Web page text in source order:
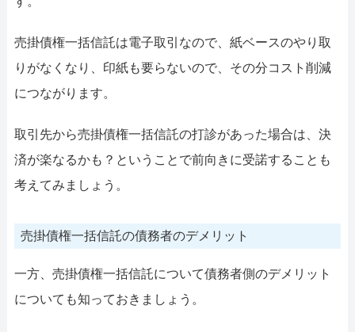
売掛債権一括信託は電子取引なので、紙ベースのやり取
りがなくなり、印紙も要らないので、その分コスト削減
につながります。
取引先から売掛債権一括信託の打診があった場合は、決
済が楽なるかも？ということで前向きに受諾することも
考えてみましょう。
売掛債権一括信託の債務者のデメリット
一方、売掛債権一括信託について債務者側のデメリット
についても知っておきましょう。